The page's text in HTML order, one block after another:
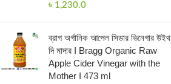
৳ 1,230.0
ব্রাগ অর্গানিক আপেল সিডার ভিনেগার উইথ
দি মাদার I Bragg Organic Raw
Apple Cider Vinegar with the
Mother I 473 ml